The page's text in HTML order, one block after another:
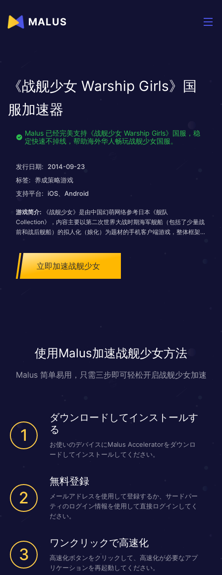
MALUS
《战舰少女 Warship Girls》国
服加速器
Malus 已经完美支持《战舰少女 Warship Girls》国服，稳
定快速不掉线，帮助海外华人畅玩战舰少女国服。
发行日期:
2014-09-23
标签:
养成策略游戏
支持平台:
iOS、Android
游戏简介: 《战舰少女》是由中国幻萌网络参考日本《舰队
Collection》，内容主要以第二次世界大战时期海军舰船（包括了少量战
前和战后舰船）的拟人化（娘化）为题材的手机客户端游戏，整体框架和
主要目标是收集、强化军舰，使用自己的舰船组成舰队进行战斗。
立即加速战舰少女
使用Malus加速战舰少女方法
Malus 简单易用，只需三步即可轻松开启战舰少女加速
1
ダウンロードしてインストールす
る
お使いのデバイスにMalus Acceleratorをダウンロ
ードしてインストールしてください。
2
無料登録
メールアドレスを使用して登録するか、サードパー
ティのログイン情報を使用して直接ログインしてく
ださい。
3
ワンクリックで高速化
高速化ボタンをクリックして、高速化が必要なアプ
リケーションを再起動してください。